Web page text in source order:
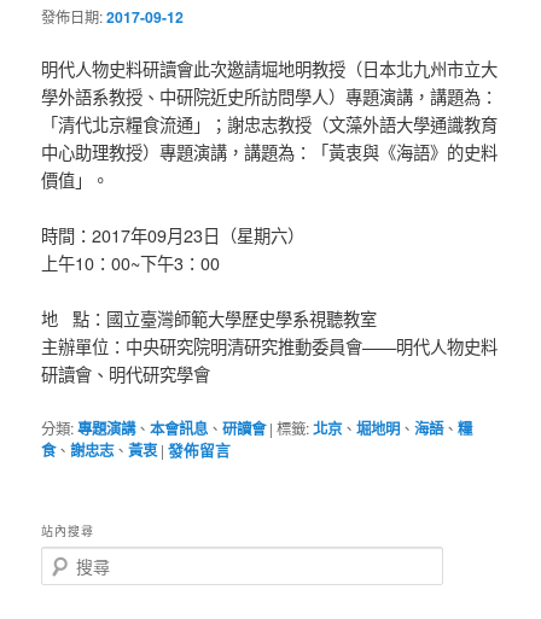
發佈日期:2017-09-12
明代人物史料研讀會此次邀請堀地明教授（日本北九州市立大
學外語系教授、中研院近史所訪問學人）專題演講，講題為：
「清代北京糧食流通」；謝忠志教授（文藻外語大學通識教育
中心助理教授）專題演講，講題為：「黃衷與《海語》的史料
價值」。
時間：2017年09月23日（星期六）
上午10：00~下午3：00
地 點：國立臺灣師範大學歷史學系視聽教室
主辦單位：中央研究院明清研究推動委員會——明代人物史料
研讀會、明代研究學會
分類:專題演講、本會訊息 、研讀會 |標籤:北京、堀地明 、海語、糧
食、謝忠志、黃衷 |發佈留言
站內搜尋
搜
尋